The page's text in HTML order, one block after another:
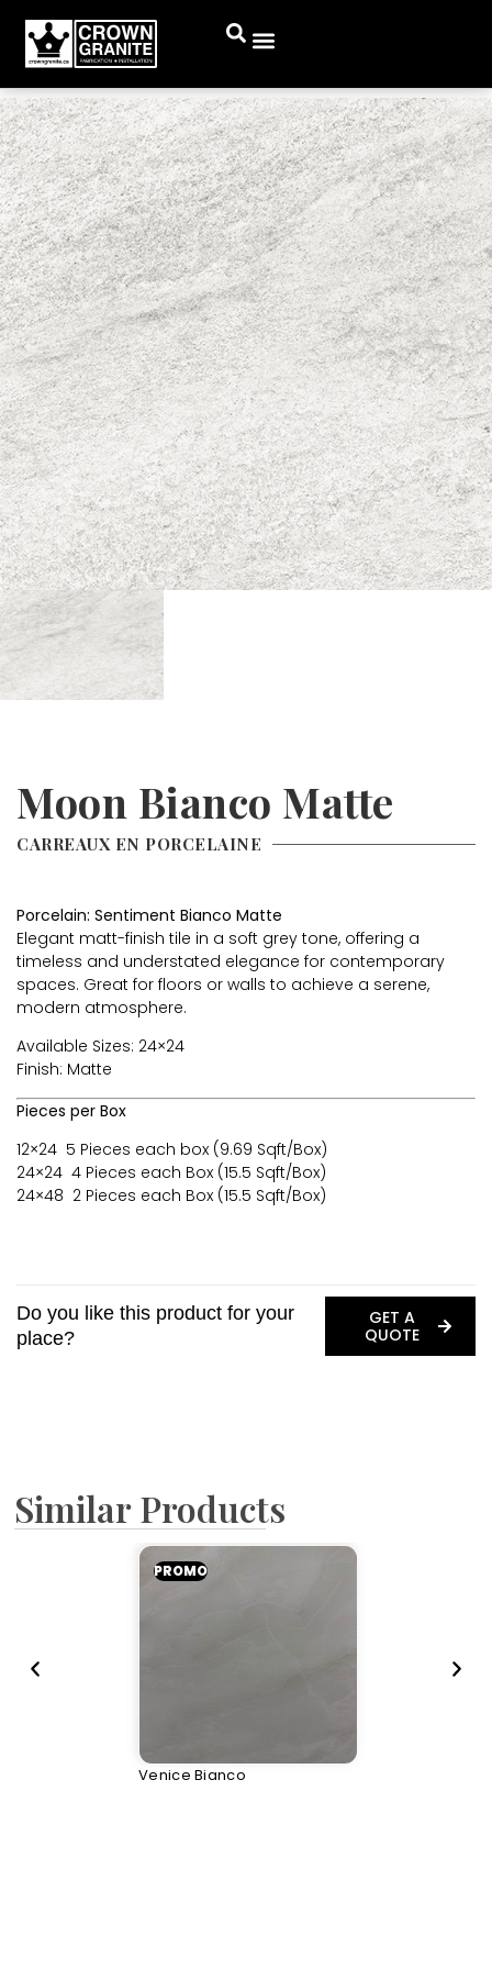
Moon Bianco Matte
CARREAUX EN PORCELAINE
Porcelain: Sentiment Bianco Matte
Elegant matt-finish tile in a soft grey tone, offering a
timeless and understated elegance for contemporary
spaces. Great for floors or walls to achieve a serene,
modern atmosphere.
Available Sizes: 24×24
Finish: Matte
Pieces per Box
12×24 5 Pieces each box (9.69 Sqft/Box)
24×24 4 Pieces each Box (15.5 Sqft/Box)
24×48 2 Pieces each Box (15.5 Sqft/Box)
Do you like this product for your
place?
GET A
QUOTE
Similar Products
PROMO
Venice Bianco